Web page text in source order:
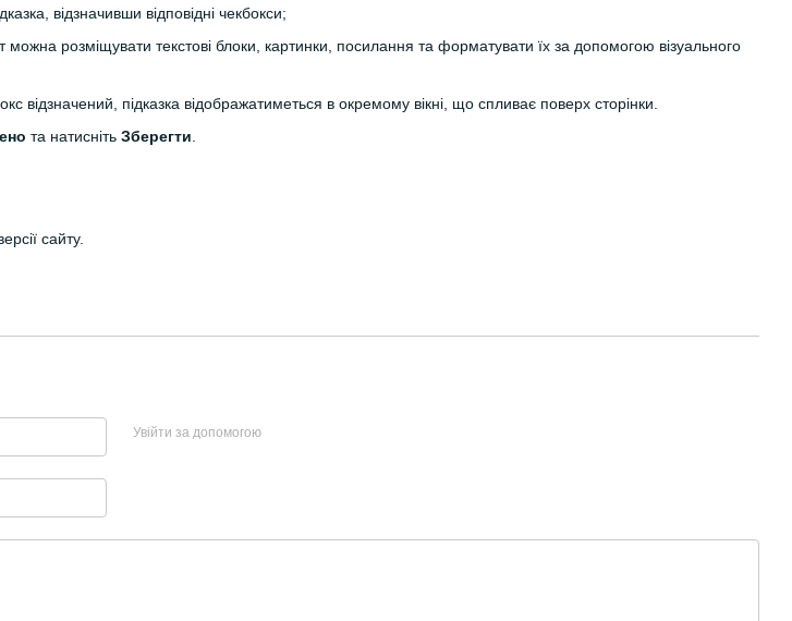
відзначивши відповідні чекбокси;
можна розміщувати текстові блоки, картинки, посилання та форматувати їх за допомогою візуального
відзначений, підказка відображатиметься в окремому вікні, що спливає поверх сторінки.
та натисніть Зберегти.
сайту.
Увійти за допомогою